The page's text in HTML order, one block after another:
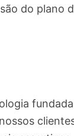
do plano